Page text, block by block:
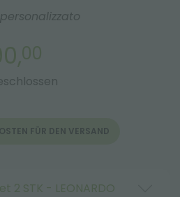
00
FÜR DEN VERSAND
2 STK - LEONARDO